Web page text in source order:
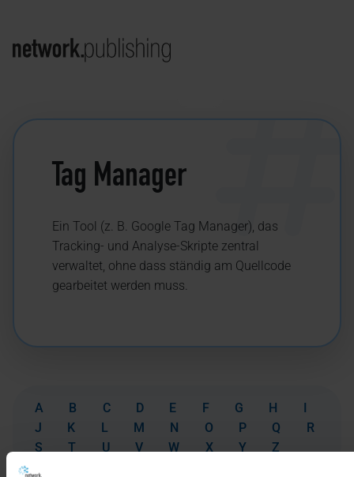
Tag Manager
Ein Tool (z. B. Google Tag Manager), das
Tracking- und Analyse-Skripte zentral
verwaltet, ohne dass ständig am Quellcode
gearbeitet werden muss.
A B C D E F G H
I
J
K L M N O P Q
R
S
T U V W X Y Z